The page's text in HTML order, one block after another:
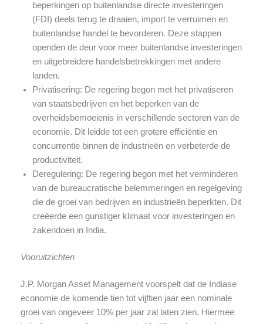
beperkingen op buitenlandse directe investeringen
(FDI) deels terug te draaien, import te verruimen en
buitenlandse handel te bevorderen. Deze stappen
openden de deur voor meer buitenlandse investeringen
en uitgebreidere handelsbetrekkingen met andere
landen.
Privatisering: De regering begon met het privatiseren
van staatsbedrijven en het beperken van de
overheidsbemoeienis in verschillende sectoren van de
economie. Dit leidde tot een grotere efficiëntie en
concurrentie binnen de industrieën en verbeterde de
productiviteit.
Deregulering: De regering begon met het verminderen
van de bureaucratische belemmeringen en regelgeving
die de groei van bedrijven en industrieën beperkten. Dit
creëerde een gunstiger klimaat voor investeringen en
zakendoen in India.
Vooruitzichten
J.P. Morgan Asset Management voorspelt dat de Indiase
economie de komende tien tot vijftien jaar een nominale
groei van ongeveer 10% per jaar zal laten zien. Hiermee